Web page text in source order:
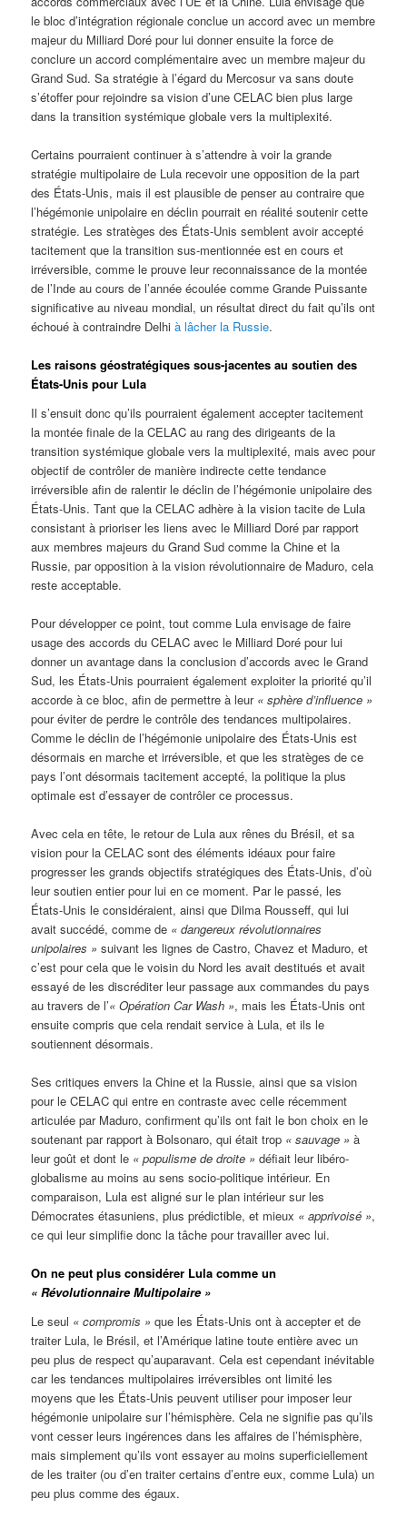
le bloc d’intégration régionale conclue un accord avec un membre
majeur du Milliard Doré pour lui donner ensuite la force de
conclure un accord complémentaire avec un membre majeur du
Grand Sud. Sa stratégie à l’égard du Mercosur va sans doute
s’étoffer pour rejoindre sa vision d’une CELAC bien plus large
dans la transition systémique globale vers la multiplexité.
Certains pourraient continuer à s’attendre à voir la grande
stratégie multipolaire de Lula recevoir une opposition de la part
des États-Unis, mais il est plausible de penser au contraire que
l’hégémonie unipolaire en déclin pourrait en réalité soutenir cette
stratégie. Les stratèges des États-Unis semblent avoir accepté
tacitement que la transition sus-mentionnée est en cours et
irréversible, comme le prouve leur reconnaissance de la montée
de l’Inde au cours de l’année écoulée comme Grande Puissante
significative au niveau mondial, un résultat direct du fait qu’ils ont
échoué à contraindre Delhià lâcher la Russie.
Les raisons géostratégiques sous-jacentes au soutien des
États-Unis pour Lula
Il s’ensuit donc qu’ils pourraient également accepter tacitement
la montée finale de la CELAC au rang des dirigeants de la
transition systémique globale vers la multiplexité, mais avec pour
objectif de contrôler de manière indirecte cette tendance
irréversible afin de ralentir le déclin de l’hégémonie unipolaire des
États-Unis. Tant que la CELAC adhère à la vision tacite de Lula
consistant à prioriser les liens avec le Milliard Doré par rapport
aux membres majeurs du Grand Sud comme la Chine et la
Russie, par opposition à la vision révolutionnaire de Maduro, cela
reste acceptable.
Pour développer ce point, tout comme Lula envisage de faire
usage des accords du CELAC avec le Milliard Doré pour lui
donner un avantage dans la conclusion d’accords avec le Grand
Sud, les États-Unis pourraient également exploiter la priorité qu’il
accorde à ce bloc, afin de permettre à leur « sphère d’influence »
pour éviter de perdre le contrôle des tendances multipolaires.
Comme le déclin de l’hégémonie unipolaire des États-Unis est
désormais en marche et irréversible, et que les stratèges de ce
pays l’ont désormais tacitement accepté, la politique la plus
optimale est d’essayer de contrôler ce processus.
Avec cela en tête, le retour de Lula aux rênes du Brésil, et sa
vision pour la CELAC sont des éléments idéaux pour faire
progresser les grands objectifs stratégiques des États-Unis, d’où
leur soutien entier pour lui en ce moment. Par le passé, les
États-Unis le considéraient, ainsi que Dilma Rousseff, qui lui
avait succédé, comme de « dangereux révolutionnaires
unipolaires » suivant les lignes de Castro, Chavez et Maduro, et
c’est pour cela que le voisin du Nord les avait destitués et avait
essayé de les discréditer leur passage aux commandes du pays
au travers de l’« Opération Car Wash », mais les États-Unis ont
ensuite compris que cela rendait service à Lula, et ils le
soutiennent désormais.
Ses critiques envers la Chine et la Russie, ainsi que sa vision
pour le CELAC qui entre en contraste avec celle récemment
articulée par Maduro, confirment qu’ils ont fait le bon choix en le
soutenant par rapport à Bolsonaro, qui était trop « sauvage » à
leur goût et dont le « populisme de droite » défiait leur libéro-
globalisme au moins au sens socio-politique intérieur. En
comparaison, Lula est aligné sur le plan intérieur sur les
Démocrates étasuniens, plus prédictible, et mieux « apprivoisé »,
ce qui leur simplifie donc la tâche pour travailler avec lui.
On ne peut plus considérer Lula comme un
« Révolutionnaire Multipolaire »
Le seul « compromis » que les États-Unis ont à accepter et de
traiter Lula, le Brésil, et l’Amérique latine toute entière avec un
peu plus de respect qu’auparavant. Cela est cependant inévitable
car les tendances multipolaires irréversibles ont limité les
moyens que les États-Unis peuvent utiliser pour imposer leur
hégémonie unipolaire sur l’hémisphère. Cela ne signifie pas qu’ils
vont cesser leurs ingérences dans les affaires de l’hémisphère,
mais simplement qu’ils vont essayer au moins superficiellement
de les traiter (ou d’en traiter certains d’entre eux, comme Lula) un
peu plus comme des égaux.